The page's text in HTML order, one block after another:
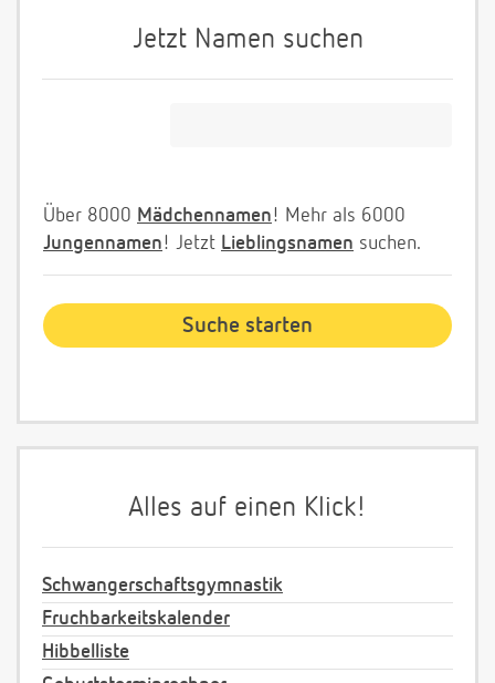
Jetzt Namen suchen
Über 8000 Mädchennamen! Mehr als 6000
Jungennamen! Jetzt Lieblingsnamen suchen.
Alles auf einen Klick!
Schwangerschaftsgymnastik
Fruchbarkeitskalender
Hibbelliste